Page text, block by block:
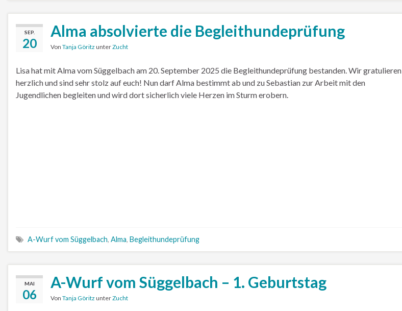
SEP.
20
Alma absolvierte die Begleithundeprüfung
Von Tanja Göritz unterZucht
Lisa hat mit Alma vom Süggelbach am 20. September 2025 die Begleithundeprüfung bestanden. Wir gratulieren
herzlich und sind sehr stolz auf euch! Nun darf Alma bestimmt ab und zu Sebastian zur Arbeit mit den
Jugendlichen begleiten und wird dort sicherlich viele Herzen im Sturm erobern.
A-Wurf vom Süggelbach, Alma, Begleithundeprüfung
MAI
06
A-Wurf vom Süggelbach – 1. Geburtstag
Von Tanja Göritz unterZucht